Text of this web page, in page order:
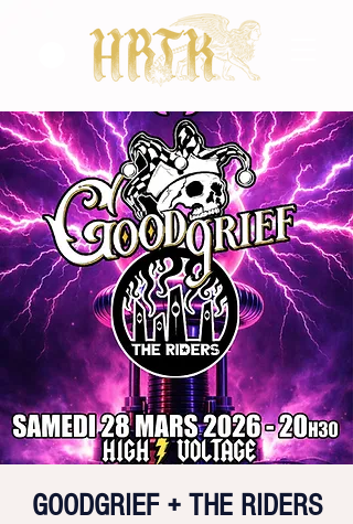
GOODGRIEF + THE RIDERS